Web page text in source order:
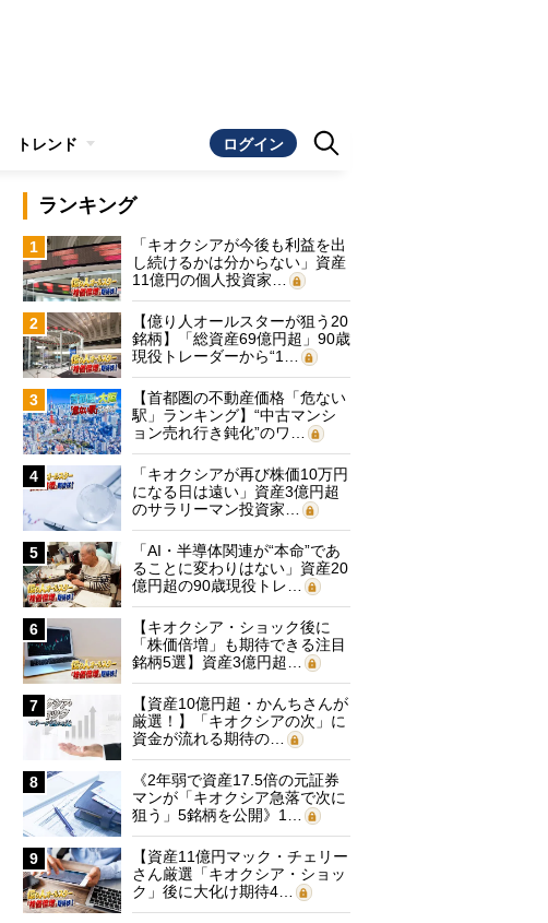
トレンド ログイン
ランキング
1
「キオクシアが今後も利益を出
し続けるかは分からない」資産
11億円の個人投資家…
2
【億り人オールスターが狙う20
銘柄】「総資産69億円超」90歳
現役トレーダーから“1…
3
【首都圏の不動産価格「危ない
駅」ランキング】“中古マンシ
ョン売れ行き鈍化”のワ…
4
「キオクシアが再び株価10万円
になる日は遠い」資産3億円超
のサラリーマン投資家…
5
「AI・半導体関連が“本命”であ
ることに変わりはない」資産20
億円超の90歳現役トレ…
6
【キオクシア・ショック後に
「株価倍増」も期待できる注目
銘柄5選】資産3億円超…
7
【資産10億円超・かんちさんが
厳選！】「キオクシアの次」に
資金が流れる期待の…
8
《2年弱で資産17.5倍の元証券
マンが「キオクシア急落で次に
狙う」5銘柄を公開》1…
9
【資産11億円マック・チェリー
さん厳選「キオクシア・ショッ
ク」後に大化け期待4…